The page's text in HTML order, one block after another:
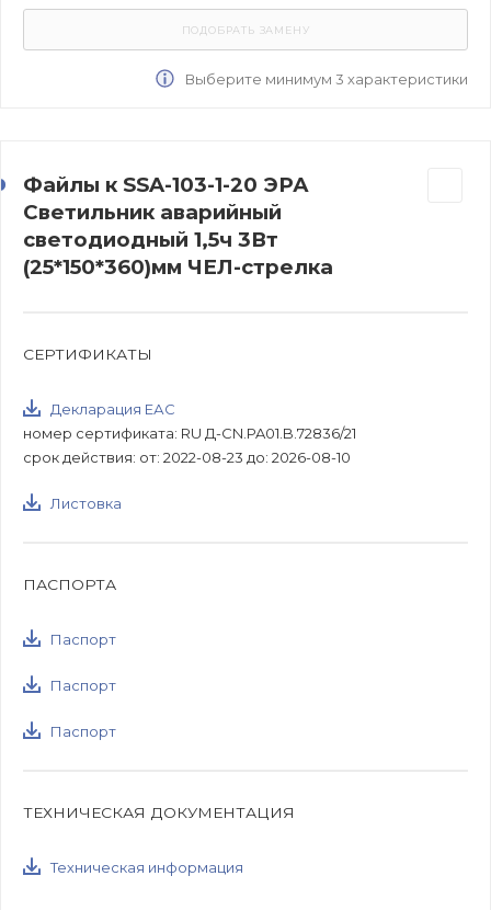
Выберите минимум 3 характеристики
Файлы к SSA-103-1-20 ЭРА
Светильник аварийный
светодиодный 1,5ч 3Вт
(25*150*360)мм ЧЕЛ-стрелка
СЕРТИФИКАТЫ
Декларация ЕАС
номер сертификата: RU Д-CN.PA01.B.72836/21
срок действия: от: 2022-08-23 до: 2026-08-10
Листовка
ПАСПОРТА
Паспорт
Паспорт
Паспорт
ТЕХНИЧЕСКАЯ ДОКУМЕНТАЦИЯ
Техническая информация